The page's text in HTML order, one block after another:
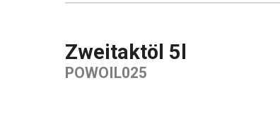
Zweitaktöl 5l
POWOIL025